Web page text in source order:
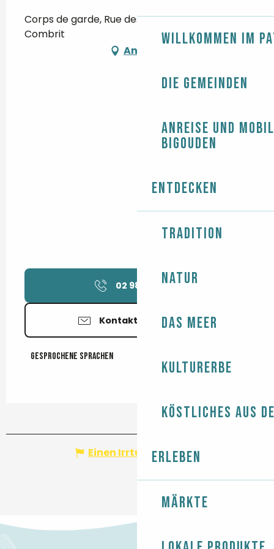
Willkommen im
Die Gemeinden
Anreise und
Bigouden
Entdecken
Tradition
Natur
Das Meer
Kulturerbe
Köstliches aus
Erleben
Märkte
Corps de garde, Rue des Glénans, 29120
Combrit
Anfahrt
02 98 51 94▒▒
Kontaktieren Sie uns
Gesprochene Sprachen
Gesprochene Sprachen
Einen Irrtum angeben